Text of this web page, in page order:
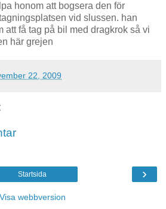
honom att bogsera den för
vid slussen. han
att få tag på bil med dragkrok så vi
här grejen
22, 2009
›
Startsida
Visa webbversion